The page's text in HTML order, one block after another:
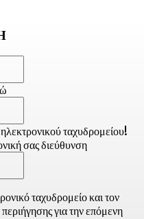
ταχυδρομείου!
σας διεύθυνση
ταχυδρομείο και τον
για την επόμενη